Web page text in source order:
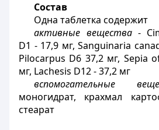
Состав
Одна таблетка содержит
активные вещества-
D1 - 17,9 мг,Sanguinaria
Pilocarpus D6 37,2 мг, Sepia
мг, Lachesis D12 - 37,2 мг
вспомогательные
моногидрат, крахмал
стеарат